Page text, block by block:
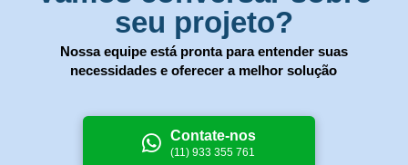
seu projeto?
Nossa equipe está pronta para entender suas
necessidades e oferecer a melhor solução
Contate-nos
(11) 933 355 761